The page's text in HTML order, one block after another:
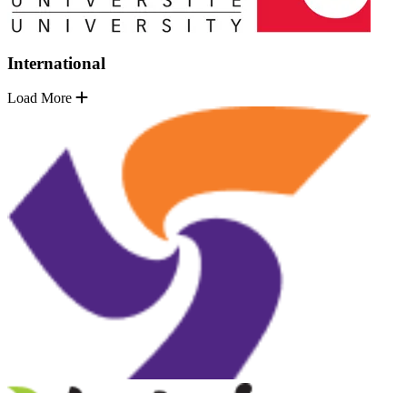
International
Load More